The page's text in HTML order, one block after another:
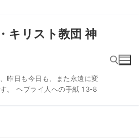
キリスト教団 神
昨日も今日も、また永遠に変
。 ヘブライ人への手紙 13‐8